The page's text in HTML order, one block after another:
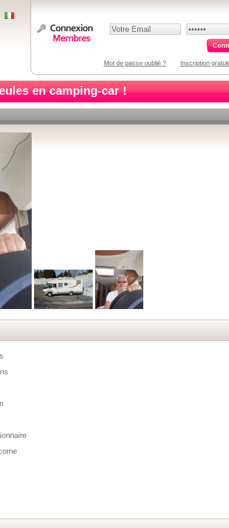
Mot de passe oublié ? Inscription
en camping-car !